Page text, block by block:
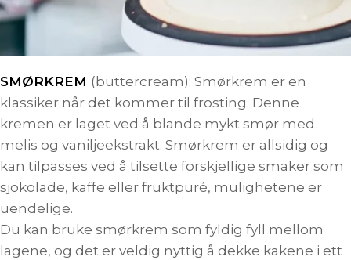
SMØRKREM (buttercream): Smørkrem er en
klassiker når det kommer til frosting. Denne
kremen er laget ved å blande mykt smør med
melis og vaniljeekstrakt. Smørkrem er allsidig og
kan tilpasses ved å tilsette forskjellige smaker som
sjokolade, kaffe eller fruktpuré, mulighetene er
uendelige.
Du kan bruke smørkrem som fyldig fyll mellom
lagene, og det er veldig nyttig å dekke kakene i ett